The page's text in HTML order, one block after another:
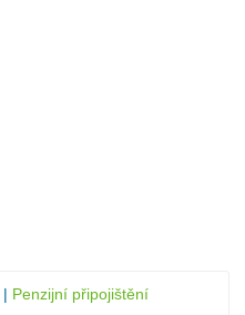
| Penzijní připojištění